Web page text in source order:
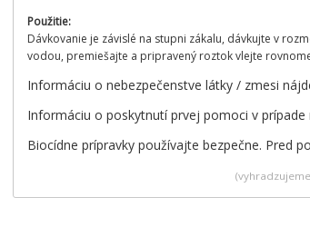
Použitie:
Dávkovanie je závislé na stupni zákalu, dávkujte v
vodou, premiešajte a pripravený roztok vlejte
Informáciu o nebezpečenstve látky / zmesi
Informáciu o poskytnutí prvej pomoci v
Biocídne prípravky používajte bezpečne. Pred